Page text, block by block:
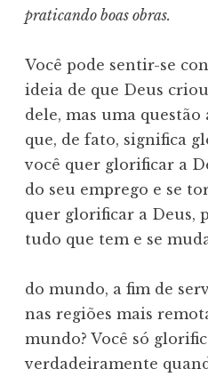
praticando boas obras.
Você pode sentir-se
ideia de que Deus
dele, mas uma
que, de fato, significa
você quer glorificar a
do seu emprego e se
quer glorificar a Deus,
tudo que tem e se
do mundo, a fim de
nas regiões mais
mundo? Você só
verdadeiramente